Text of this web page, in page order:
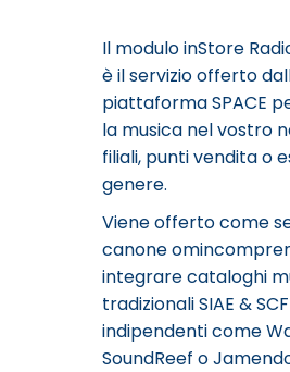
Il modulo inStore
è il servizio offerto
piattaforma SPACE
la musica nel vostro
filiali, punti vendita o
genere.
Viene offerto come
canone
integrare cataloghi
tradizionali SIAE &
indipendenti come
SoundReef o